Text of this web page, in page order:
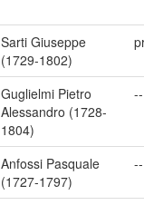
Sarti Giuseppe
(1729-1802)
Guglielmi Pietro
Alessandro (1728-
1804)
--
Anfossi Pasquale
(1727-1797)
--